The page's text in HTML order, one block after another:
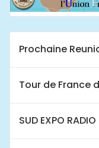
Prochaine
Tour de France
SUD EXPO